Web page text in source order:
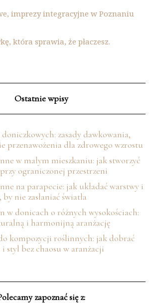
imprezy integracyjne w Poznaniu
która sprawia, że płaczesz.
Ostatnie wpisy
zasady dawkowania,
przenawożenia dla zdrowego wzrostu
w małym mieszkaniu: jak stworzyć
ograniczonej przestrzeni
na parapecie: jak układać warstwy i
nie zasłaniać światła
w donicach o różnych wysokościach:
i harmonijną aranżację
kompozycji roślinnych: jak dobrać
styl bez chaosu w aranżacji
zapoznać się z: